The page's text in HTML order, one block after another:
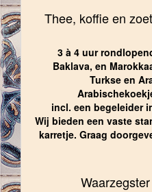
Thee, koffie en
3 à 4 uur
Baklava, en
Turkse en
incl. een begeleider
Wij bieden een vaste
karretje. Graag